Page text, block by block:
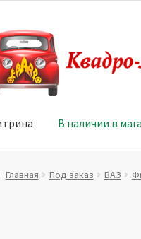
В наличии в
Витрина Мой аккаунт
Главная Под заказ ВАЗ